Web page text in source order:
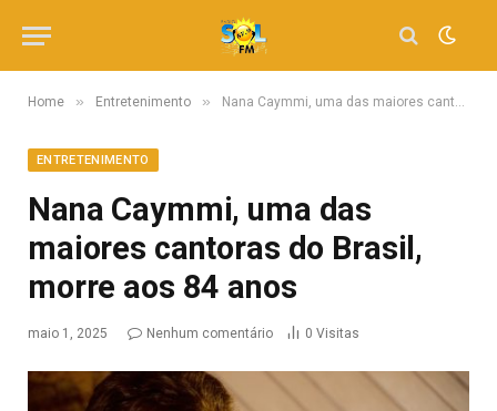
Home » Entretenimento » Nana Caymmi, uma das maiores cantoras do Brasil, morre aos 84 anos
ENTRETENIMENTO
Nana Caymmi, uma das
maiores cantoras do Brasil,
morre aos 84 anos
maio 1, 2025 Nenhum comentário 0 Visitas